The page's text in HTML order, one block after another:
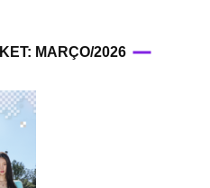
MARÇO/2026